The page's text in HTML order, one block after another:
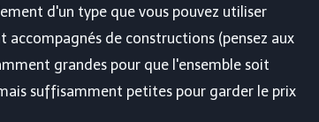
d'un type que vous pouvez utiliser
de constructions (pensez aux
grandes pour que l'ensemble soit
suffisamment petites pour garder le prix